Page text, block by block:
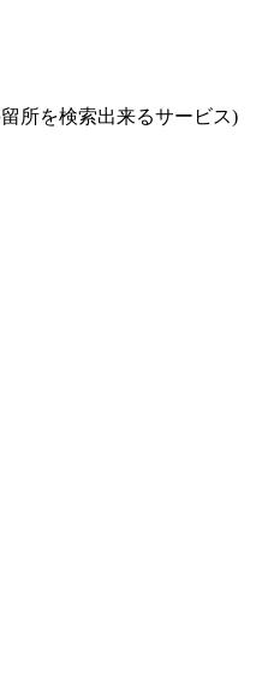
所を検索出来るサービス)